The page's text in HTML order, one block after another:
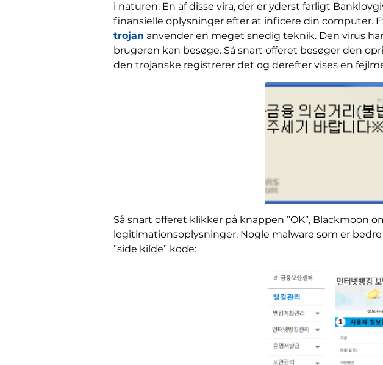
i naturen. En af disse vira, der er yderst farligt
finansielle oplysninger efter at inficere din computer.
trojan anvender en meget snedig teknik. Den virus
brugeren kan besøge. Så snart offeret besøger den
den trojanske registrerer det og derefter vises en
Så snart offeret klikker på knappen ”OK”,
legitimationsoplysninger. Nogle malware som er
”side kilde” kode: